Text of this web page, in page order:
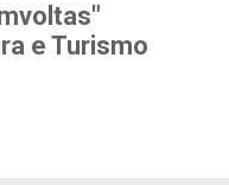
e Turismo